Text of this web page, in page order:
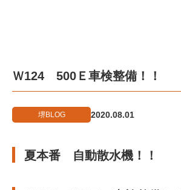
Ｗ124 500Ｅ車検整備！！
堺BLOG 2020.08.01
夏本番 自動散水機！！